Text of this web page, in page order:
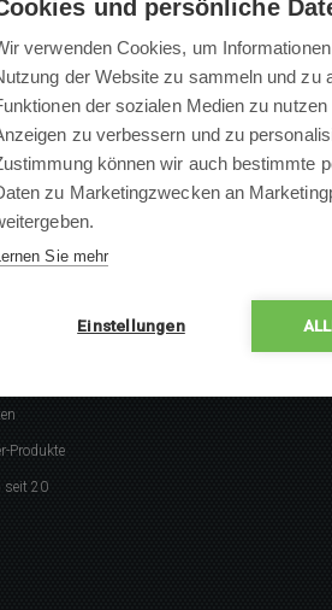
Produkte
seit 20
und persönliche
verwenden Cookies, um
der Website zu sammeln und zu
der sozialen Medien zu
zu verbessern und zu
können wir auch bestimmte
zu Marketingzwecken an
Sie mehr
Einstellungen